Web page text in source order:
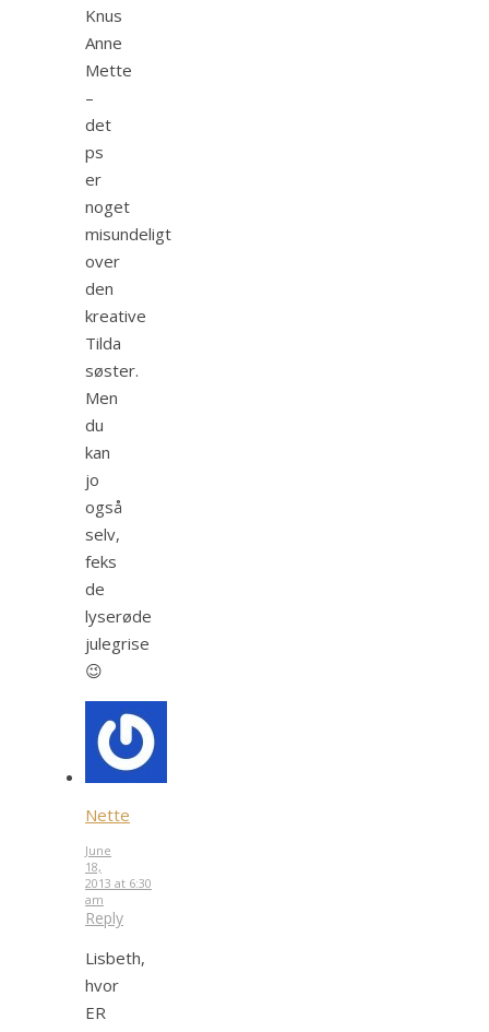
Knus
Anne
Mette
–
det
ps
er
noget
misundeligt
over
den
kreative
Tilda
søster.
Men
du
kan
jo
også
selv,
feks
de
lyserøde
julegrise
😉
Nette
June
18,
2013 at 6:30
am
Reply
Lisbeth,
hvor
ER